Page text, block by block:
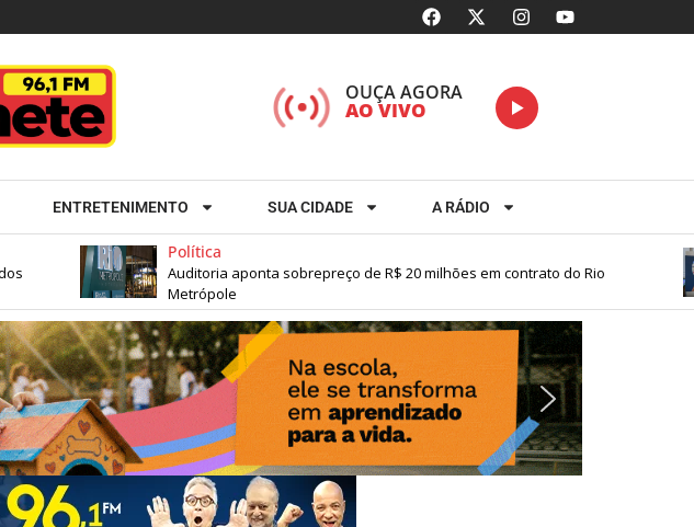
OUÇA AGORA
AO VIVO
ENTRETENIMENTO SUA CIDADE A RÁDIO
Política
Auditoria aponta sobrepreço de R$ 20 milhões em contrato do Rio
Metrópole